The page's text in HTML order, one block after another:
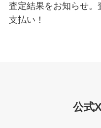
査定結果をお知らせ
支払い！
公式X